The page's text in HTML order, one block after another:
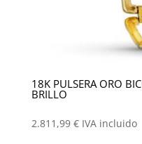
18K PULSERA ORO
BRILLO
2.811,99 € IVA incluido